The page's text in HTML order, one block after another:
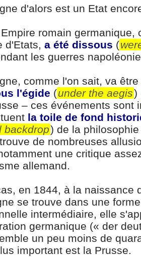
d'alors est un Etat
romain germanique,
d'Etats, a été dissous (
les guerres
comme l'on sait, va
l'égide (under the aegis)
– ces événements sont
la toile de fond
backdrop) de la
de nombreuses
une critique
allemand.
en 1844, à la naissance
se trouve dans une forme
intermédiaire, elle
germanique (« der
un peu moins de
important est la Prusse.